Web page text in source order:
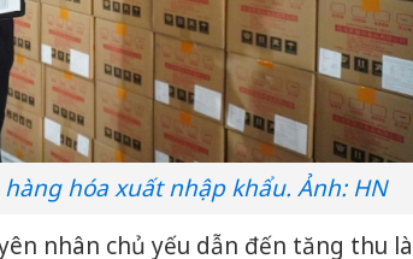
hóa xuất nhập khẩu. Ảnh: HN
nhân chủ yếu dẫn đến tăng thu là